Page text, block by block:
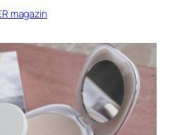
magazin